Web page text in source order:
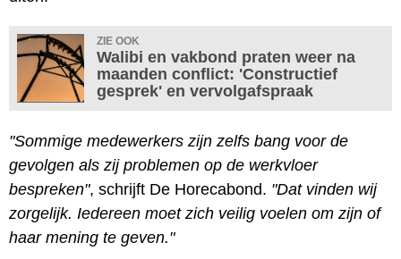
ZIE OOK
Walibi en vakbond praten weer na
maanden conflict: 'Constructief
gesprek' en vervolgafspraak
"Sommige medewerkers zijn zelfs bang voor de
gevolgen als zij problemen op de werkvloer
bespreken", schrijft De Horecabond. "Dat vinden wij
zorgelijk. Iedereen moet zich veilig voelen om zijn of
haar mening te geven."